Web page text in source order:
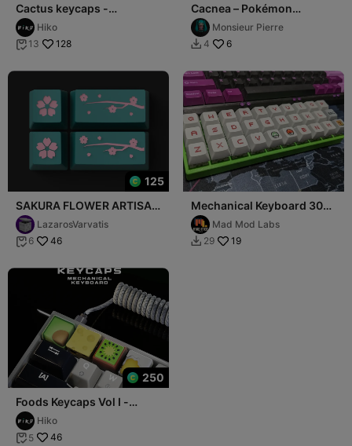
Cactus keycaps -
Mechanical Keyboard
Hiko
 13 128
Cacnea – Pokémon
Mechanical Keyboard
KeycapMonsieur Pierre
 4 6
125
SAKURA FLOWER ARTISAN
KEYCAP SET
LazarosVarvatis
 6 46
Mechanical Keyboard 30%
- Gherkin Inspired - MML
PickleMad Mod Labs
 29 19
250
Foods Keycaps Vol I -
Mechanical Keyboard
Hiko
 5 46